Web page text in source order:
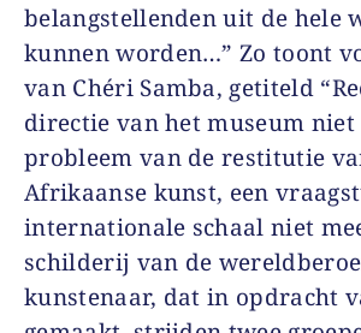
belangstellenden uit de hele
kunnen worden…” Zo toont
van Chéri Samba, getiteld
directie van het museum
probleem van de restitutie
Afrikaanse kunst, een
internationale schaal niet
schilderij van de
kunstenaar, dat in opdracht